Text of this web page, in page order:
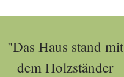
"Das Haus stand mit
dem Holzständer